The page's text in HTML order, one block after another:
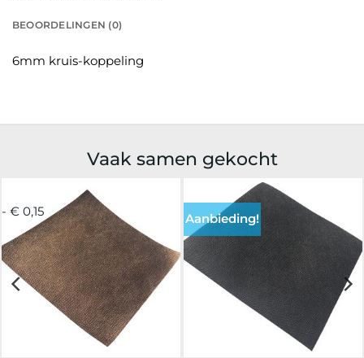
BEOORDELINGEN (0)
6mm kruis-koppeling
Vaak samen gekocht
- € 0,15 Aanbieding!